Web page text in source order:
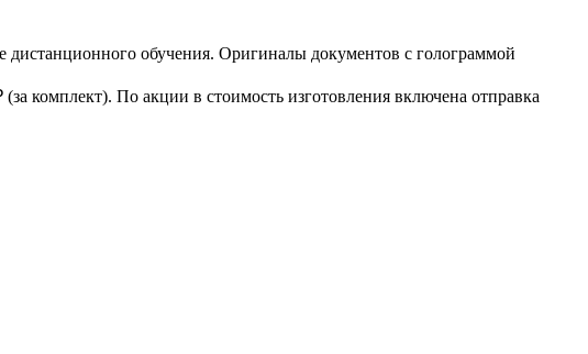
обучения. Оригиналы документов с голограммой
комплект). По акции в стоимость изготовления включена отправка